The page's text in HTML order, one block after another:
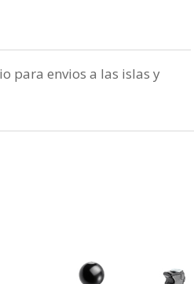
para envios a las islas y